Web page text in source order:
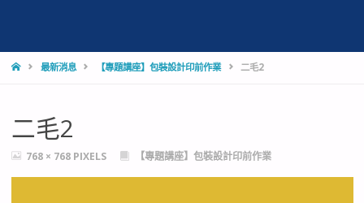
HOME最新消息 【專題講座】包裝設計印前作業 二毛2
二毛2
FULL768 × 768 PIXELS 【專題講座】包裝設計印前作業